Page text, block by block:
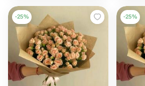
-25% -25%